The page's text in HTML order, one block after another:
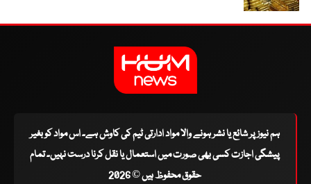
ہم نیوز پر شائع یا نشر ہونے والا مواد ادارتی ٹیم کی کاوش ہے۔ اس مواد کو بغیر
پیشگی اجازت کسی بھی صورت میں استعمال یا نقل کرنا درست نہیں۔ تمام
حقوق محفوظ ہیں © 2026